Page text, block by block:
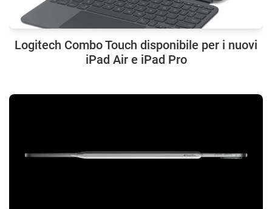
Logitech Combo Touch disponibile per i nuovi
iPad Air e iPad Pro